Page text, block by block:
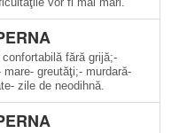
fără grijă;-
greutăţi;- murdară-
zile de neodihnă.